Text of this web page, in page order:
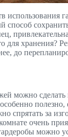
использования
способ
для хранения?
до
можно сделать
спрятать за
очень
можно